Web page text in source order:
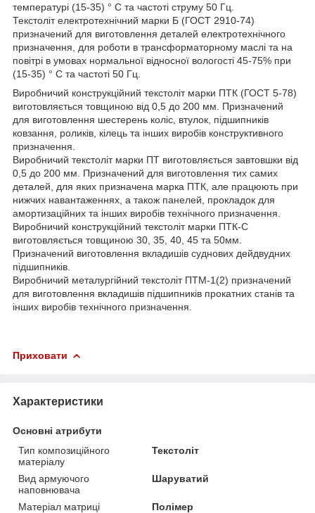
температурі (15-35) ° С та частоті струму 50 Гц.
Текстоліт електротехнічний марки Б (ГОСТ 2910-74)
призначений для виготовлення деталей електротехнічного
призначення, для роботи в трансформаторному маслі та на
повітрі в умовах нормальної відносної вологості 45-75% при
(15-35) ° С та частоті 50 Гц.
Виробничий конструкційний текстоліт марки ПТК (ГОСТ 5-78)
виготовляється товщиною від 0,5 до 200 мм. Призначений
для виготовлення шестерень коліс, втулок, підшипників
ковзання, роликів, кілець та інших виробів конструктивного
призначення.
Виробничий текстоліт марки ПТ виготовляється завтовшки від
0,5 до 200 мм. Призначений для виготовлення тих самих
деталей, для яких призначена марка ПТК, але працюють при
нижчих навантаженнях, а також панелей, прокладок для
амортизаційних та інших виробів технічного призначення.
Виробничий конструкційний текстоліт марки ПТК-С
виготовляється товщиною 30, 35, 40, 45 та 50мм.
Призначений виготовлення вкладишів суднових дейдвудних
підшипників.
Виробничий металургійний текстоліт ПТМ-1(2) призначений
для виготовлення вкладишів підшипників прокатних станів та
інших виробів технічного призначення.
Приховати
Характеристики
Основні атрибути
Тип композиційного
матеріалу
Текстоліт
Вид армуючого
наповнювача
Шаруватий
Матеріал матриці
Полімер